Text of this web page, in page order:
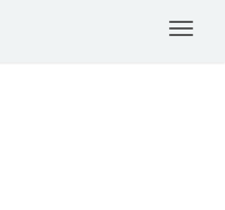
Toggle